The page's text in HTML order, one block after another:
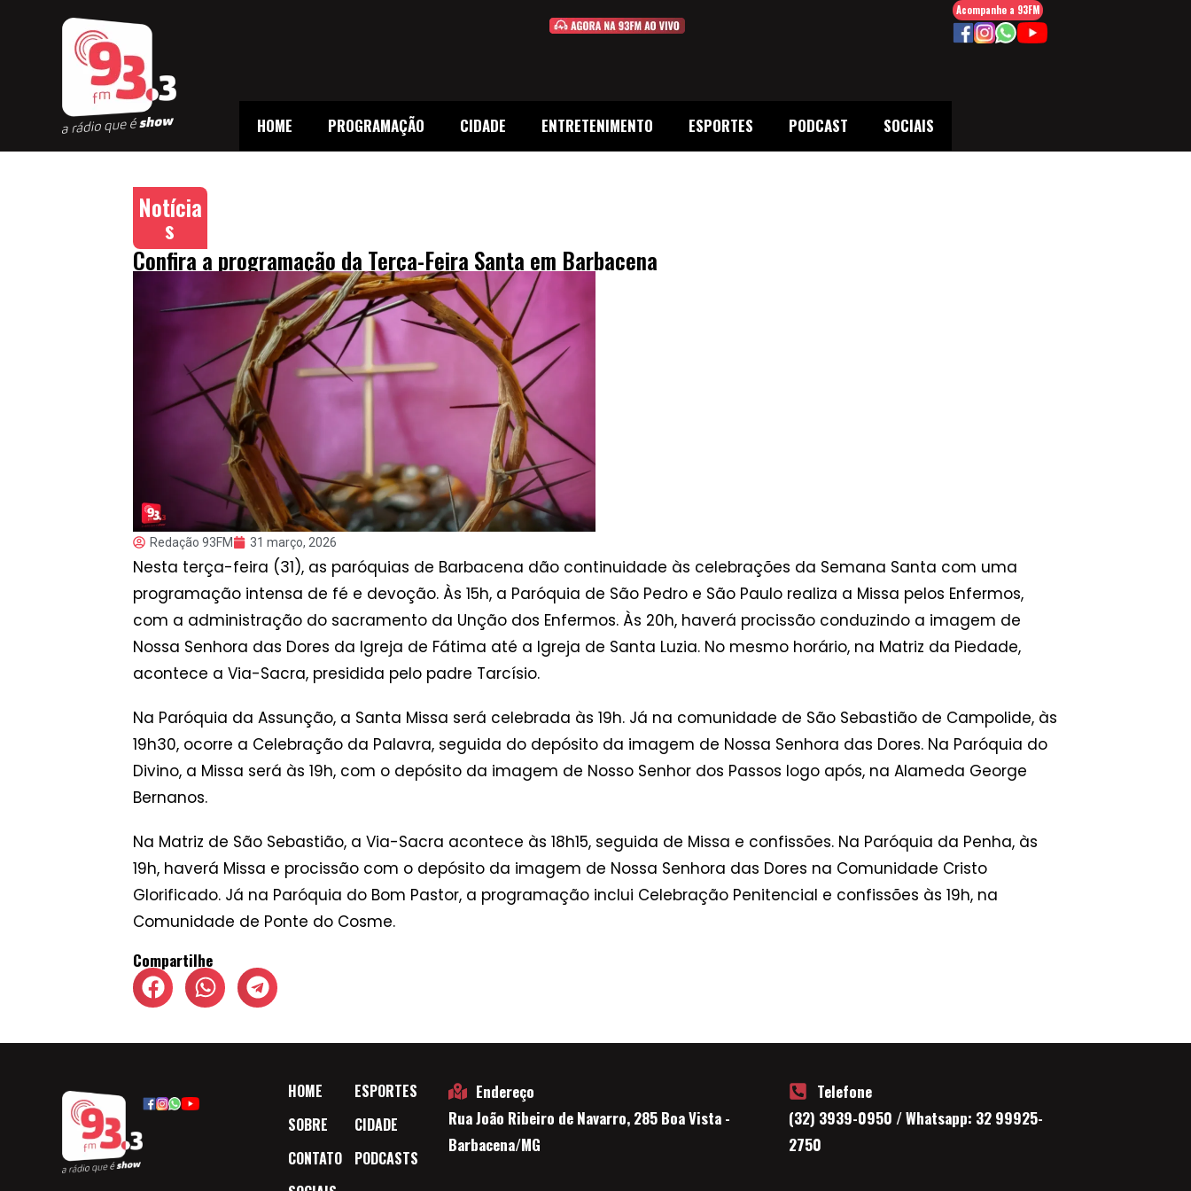
HOME PROGRAMAÇÃO CIDADE ENTRETENIMENTO ESPORTES PODCAST SOCIAIS
Acompanhe a 93FM
Notícia
s
Confira a programação da Terça-Feira Santa em Barbacena
Redação 93FM 31 março, 2026
Nesta terça-feira (31), as paróquias de Barbacena dão continuidade às celebrações da Semana Santa com uma
programação intensa de fé e devoção. Às 15h, a Paróquia de São Pedro e São Paulo realiza a Missa pelos Enfermos,
com a administração do sacramento da Unção dos Enfermos. Às 20h, haverá procissão conduzindo a imagem de
Nossa Senhora das Dores da Igreja de Fátima até a Igreja de Santa Luzia. No mesmo horário, na Matriz da Piedade,
acontece a Via-Sacra, presidida pelo padre Tarcísio.
Na Paróquia da Assunção, a Santa Missa será celebrada às 19h. Já na comunidade de São Sebastião de Campolide, às
19h30, ocorre a Celebração da Palavra, seguida do depósito da imagem de Nossa Senhora das Dores. Na Paróquia do
Divino, a Missa será às 19h, com o depósito da imagem de Nosso Senhor dos Passos logo após, na Alameda George
Bernanos.
Na Matriz de São Sebastião, a Via-Sacra acontece às 18h15, seguida de Missa e confissões. Na Paróquia da Penha, às
19h, haverá Missa e procissão com o depósito da imagem de Nossa Senhora das Dores na Comunidade Cristo
Glorificado. Já na Paróquia do Bom Pastor, a programação inclui Celebração Penitencial e confissões às 19h, na
Comunidade de Ponte do Cosme.
Compartilhe
HOME
SOBRE
CONTATO
ESPORTES
CIDADE
PODCASTS
Endereço
Rua João Ribeiro de Navarro, 285 Boa Vista -
Barbacena/MG
Telefone
(32) 3939-0950 / Whatsapp: 32 99925-
2750